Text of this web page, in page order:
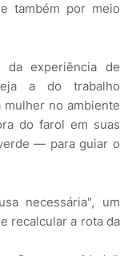
também por meio
da experiência de
a do trabalho
no ambiente
do farol em suas
— para guiar o
necessária", um
recalcular a rota da